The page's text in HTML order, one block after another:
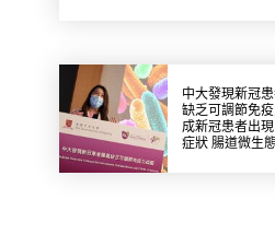
中大發現新冠
缺乏可調節免
成新冠患者出現
症狀 腸道微